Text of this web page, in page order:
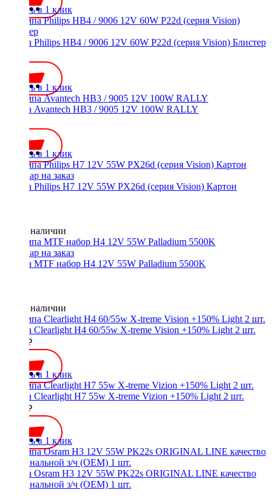
Купить в 1 клик
Лампа Philips HB4 / 9006 12V 60W P22d (серия Vision) Блистер
Купить в 1 клик
Лампа Avantech HB3 / 9005 12V 100W RALLY
Купить в 1 клик
Лампа Philips H7 12V 55W PX26d (серия Vision) Картон
Нет в наличии
Лампа MTF набор H4 12V 55W Palladium 5500K
Нет в наличии
Лампа Clearlight H4 60/55w X-treme Vision +150% Light 2 шт.
1300 ₽
Купить в 1 клик
Лампа Clearlight H7 55w X-treme Vizion +150% Light 2 шт.
1300 ₽
Купить в 1 клик
Лампа Osram H3 12V 55W PK22s ORIGINAL LINE качество
оригинальной з/ч (ОЕМ) 1 шт.